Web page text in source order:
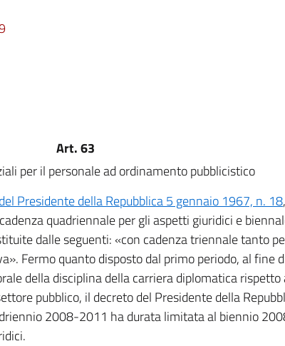
Art. 63
per il personale ad ordinamento pubblicistico
Presidente della Repubblica 5 gennaio 1967, n. 18
quadriennale per gli aspetti giuridici e
dalle seguenti: «con cadenza triennale tanto
Fermo quanto disposto dal primo periodo, al fine
della disciplina della carriera diplomatica rispetto
pubblico, il decreto del Presidente della
2008-2011 ha durata limitata al biennio